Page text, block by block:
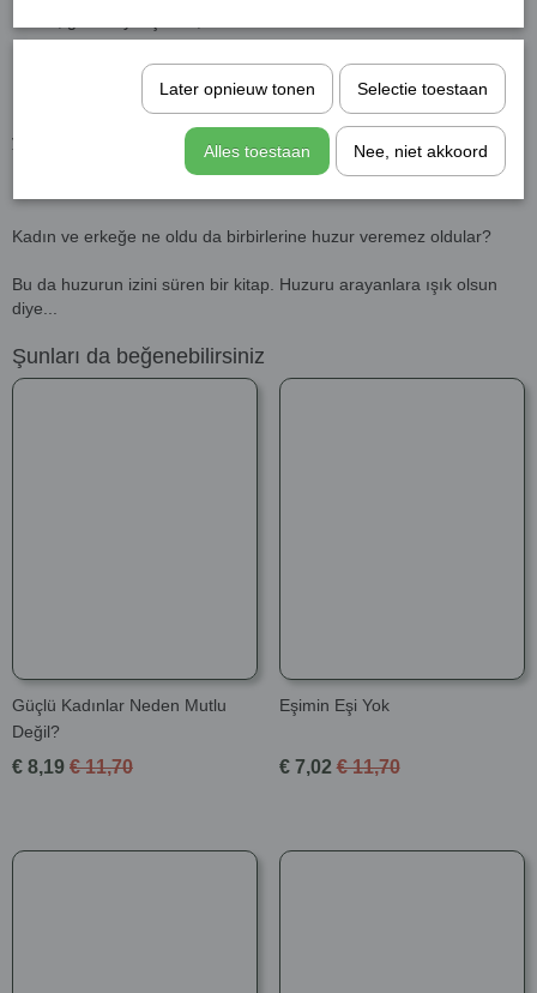
Huzur; baş dinçliği, gönül rahatlığıdır.
Kadın ve erkek “birbirlerinde huzur bulsunlar” diye çiftler halinde
yaratılmış,
Kadın ve erkeğe ne oldu da birbirlerine huzur veremez oldular?
Bu da huzurun izini süren bir kitap. Huzuru arayanlara ışık olsun
diye...
Şunları da beğenebilirsiniz
Güçlü Kadınlar Neden Mutlu
Değil?
€ 8,19 € 11,70
Eşimin Eşi Yok
€ 7,02 € 11,70
Later opnieuw tonen Selectie toestaan
Alles toestaan Nee, niet akkoord